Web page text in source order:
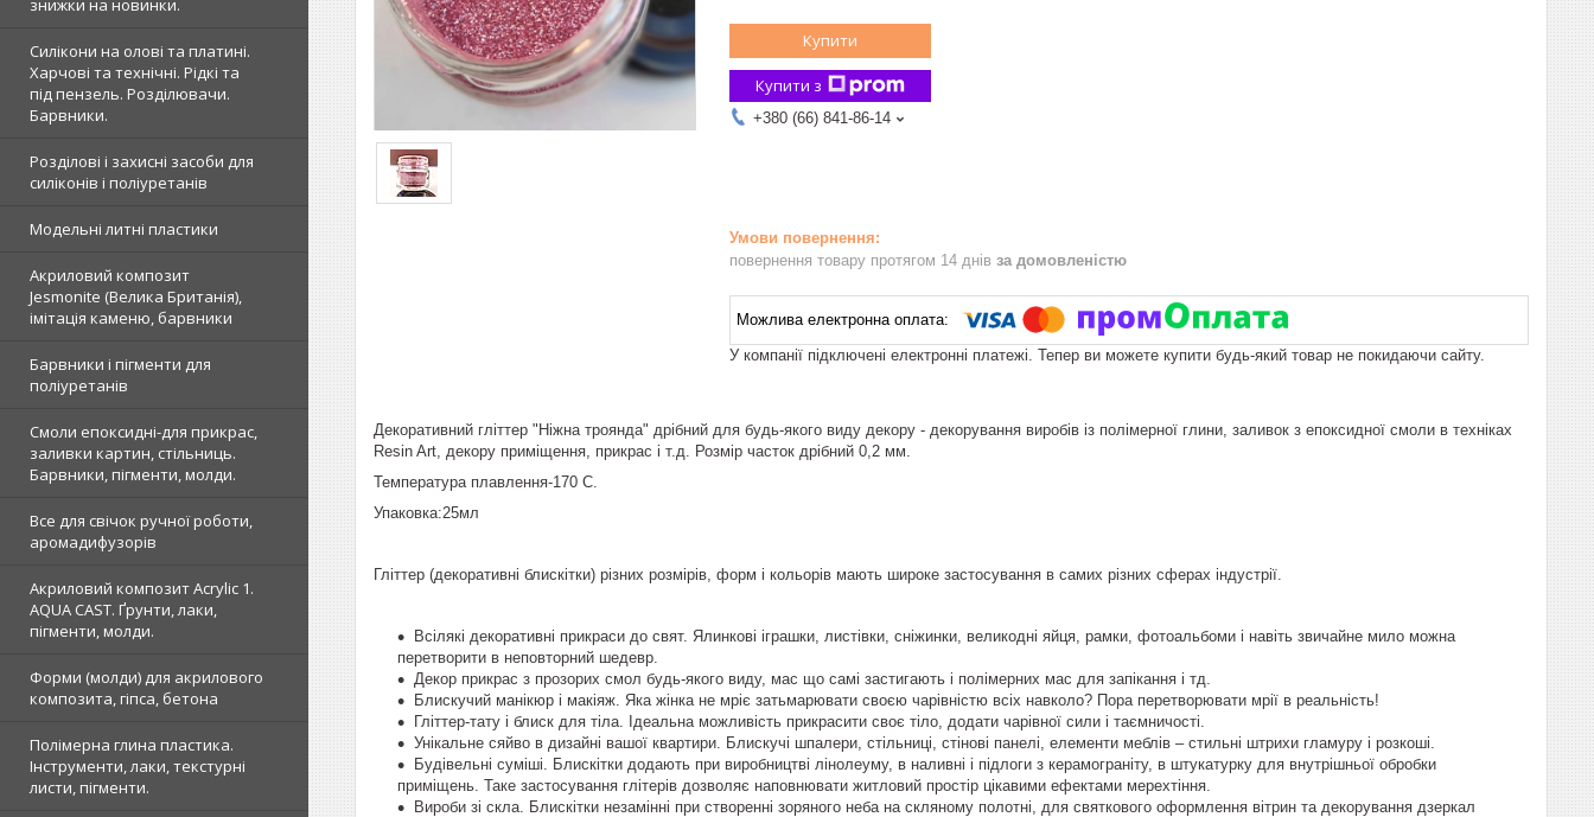
знижки на новинки.
Силікони на олові та платині.
Харчові та технічні. Рідкі та
під пензель. Розділювачи.
Барвники.
Розділові і захисні засоби для
силіконів і поліуретанів
Модельні литні пластики
Акриловий композит
Jesmonite (Велика Британія),
імітація каменю, барвники
Барвники і пігменти для
поліуретанів
Смоли епоксидні-для прикрас,
заливки картин, стільниць.
Барвники, пігменти, молди.
Все для свічок ручної роботи,
аромадифузорів
Акриловий композит Acrylic 1.
AQUA CAST. Ґрунти, лаки,
пігменти, молди.
Форми (молди) для акрилового
композита, гіпса, бетона
Полімерна глина пластика.
Інструменти, лаки, текстурні
листи, пігменти.
Купити
Купити з
+380 (66) 841-86-14
повернення товару протягом 14 днів за домовленістю
У компанії підключені електронні платежі. Тепер ви можете купити будь-який товар не покидаючи сайту.
Декоративний гліттер "Ніжна троянда" дрібний для будь-якого виду декору - декорування виробів із полімерної глини, заливок з епоксидної смоли в техніках
Resin Art, декору приміщення, прикрас і т.д. Розмір часток дрібний 0,2 мм.
Температура плавлення-170 С.
Упаковка:25мл
Гліттер (декоративні блискітки) різних розмірів, форм і кольорів мають широке застосування в самих різних сферах індустрії.
Всілякі декоративні прикраси до свят. Ялинкові іграшки, листівки, сніжинки, великодні яйця, рамки, фотоальбоми і навіть звичайне мило можна
перетворити в неповторний шедевр.
Декор прикрас з прозорих смол будь-якого виду, мас що самі застигають і полімерних мас для запікання і тд.
Блискучий манікюр і макіяж. Яка жінка не мріє затьмарювати своєю чарівністю всіх навколо? Пора перетворювати мрії в реальність!
Гліттер-тату і блиск для тіла. Ідеальна можливість прикрасити своє тіло, додати чарівної сили і таємничості.
Унікальне сяйво в дизайні вашої квартири. Блискучі шпалери, стільниці, стінові панелі, елементи меблів – стильні штрихи гламуру і розкоші.
Будівельні суміші. Блискітки додають при виробництві лінолеуму, в наливні і підлоги з керамограніту, в штукатурку для внутрішньої обробки
приміщень. Таке застосування глітерів дозволяє наповнювати житловий простір цікавими ефектами мерехтіння.
Вироби зі скла. Блискітки незамінні при створенні зоряного неба на скляному полотні, для святкового оформлення вітрин та декорування дзеркал